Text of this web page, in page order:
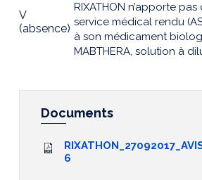
V
(absence)
RIXATHON n’apporte
service médical rendu
à son médicament
MABTHERA, solution à
Documents
6